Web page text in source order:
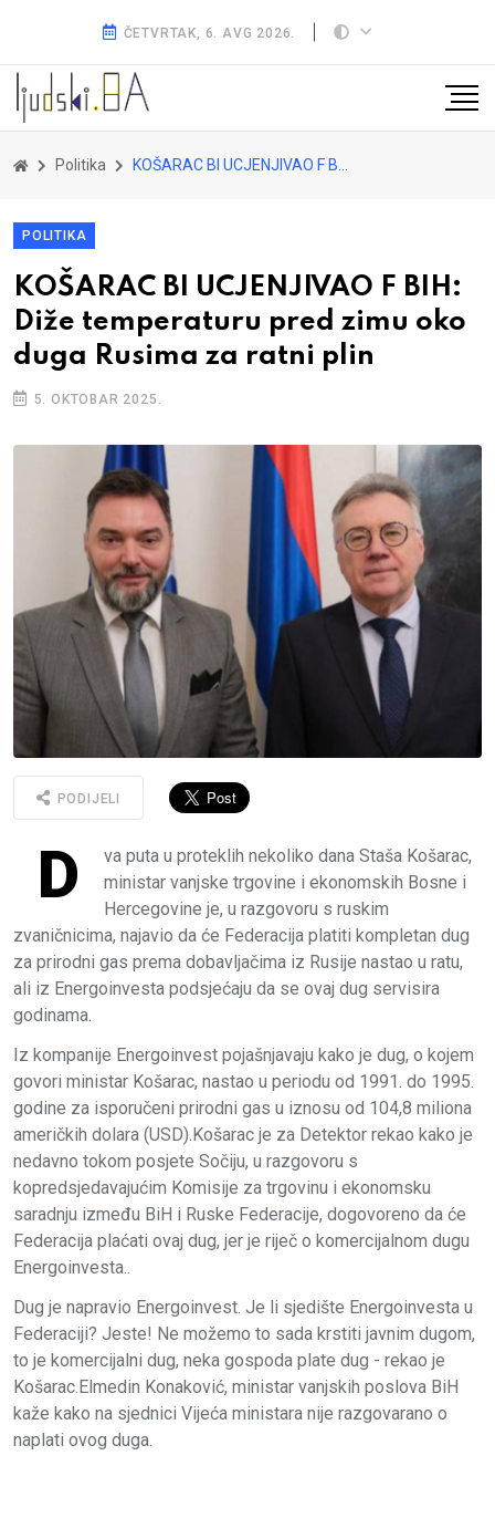
ČETVRTAK, 6. AVG 2026.
Politika KOŠARAC BI UCJENJIVAO F BIH: Diže temperaturu pred zimu oko duga Rusima za ratni plin
POLITIKA
KOŠARAC BI UCJENJIVAO F BIH:
Diže temperaturu pred zimu oko
duga Rusima za ratni plin
5. OKTOBAR 2025.
PODIJELI
D
va puta u proteklih nekoliko dana Staša Košarac,
ministar vanjske trgovine i ekonomskih Bosne i
Hercegovine je, u razgovoru s ruskim
zvaničnicima, najavio da će Federacija platiti kompletan dug
za prirodni gas prema dobavljačima iz Rusije nastao u ratu,
ali iz Energoinvesta podsjećaju da se ovaj dug servisira
godinama.
Iz kompanije Energoinvest pojašnjavaju kako je dug, o kojem
govori ministar Košarac, nastao u periodu od 1991. do 1995.
godine za isporučeni prirodni gas u iznosu od 104,8 miliona
američkih dolara (USD).Košarac je za Detektor rekao kako je
nedavno tokom posjete Sočiju, u razgovoru s
kopredsjedavajućim Komisije za trgovinu i ekonomsku
saradnju između BiH i Ruske Federacije, dogovoreno da će
Federacija plaćati ovaj dug, jer je riječ o komercijalnom dugu
Energoinvesta..
Dug je napravio Energoinvest. Je li sjedište Energoinvesta u
Federaciji? Jeste! Ne možemo to sada krstiti javnim dugom,
to je komercijalni dug, neka gospoda plate dug - rekao je
Košarac.Elmedin Konaković, ministar vanjskih poslova BiH
kaže kako na sjednici Vijeća ministara nije razgovarano o
naplati ovog duga.